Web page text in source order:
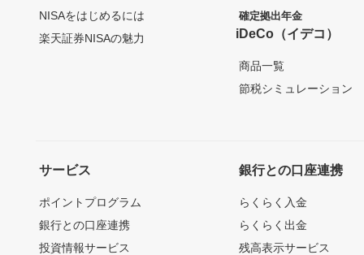
NISAをはじめるには
楽天証券NISAの魅力
確定拠出年金
iDeCo（イデコ）
商品一覧
節税シミュレーション
サービス
ポイントプログラム
銀行との口座連携
投資情報サービス
銀行との口座連携
らくらく入金
らくらく出金
残高表示サービス